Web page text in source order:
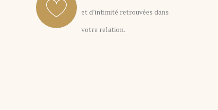
et d’intimité retrouvées dans
votre relation.